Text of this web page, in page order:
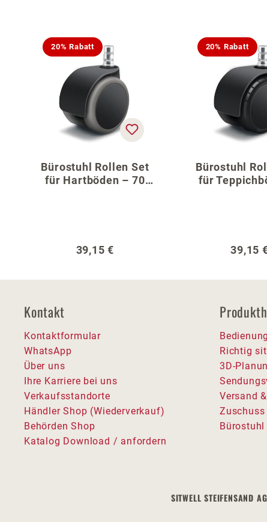
20% Rabatt
Bürostuhl Rollen Set
für Hartböden – 70
Regulärer Preis:
39,15 €
20% Rabatt
Bürostuhl
für
39,15
Kontakt
Kontaktformular
WhatsApp
Über uns
Ihre Karriere bei uns
Verkaufsstandorte
Händler Shop (Wiederverkauf)
Behörden Shop
Katalog Download / anfordern
Richtig
3D-
Versand
Zuschuss
SITWELL